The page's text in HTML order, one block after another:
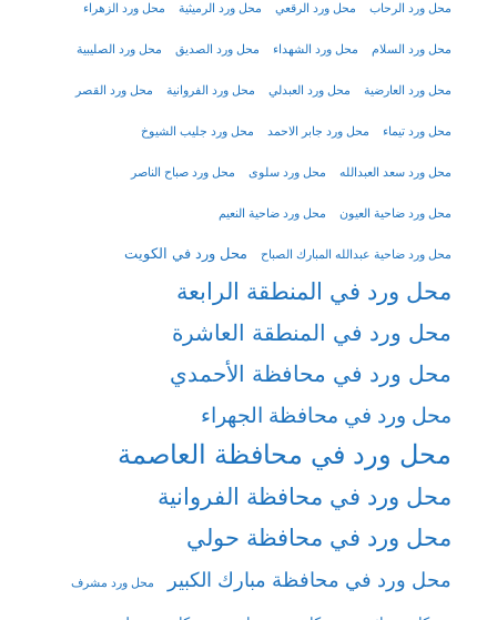
محل ورد الرحاب محل ورد الرقعي محل ورد الرميثية محل ورد الزهراء
محل ورد السلام محل ورد الشهداء محل ورد الصديق محل ورد الصليبية
محل ورد العارضية محل ورد العبدلي محل ورد الفروانية محل ورد القصر
محل ورد تيماء محل ورد جابر الاحمد محل ورد جليب الشيوخ
محل ورد سعد العبدالله محل ورد سلوى محل ورد صباح الناصر
محل ورد ضاحية العيون محل ورد ضاحية النعيم
محل ورد ضاحية عبدالله المبارك الصباح محل ورد في الكويت
محل ورد في المنطقة الرابعة
محل ورد في المنطقة العاشرة
محل ورد في محافظة الأحمدي
محل ورد في محافظة الجهراء
محل ورد في محافظة العاصمة
محل ورد في محافظة الفروانية
محل ورد في محافظة حولي
محل ورد في محافظة مبارك الكبير محل ورد مشرف